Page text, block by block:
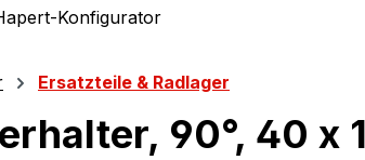
Konfigurator
Ersatzteile & Radlager
90°, 40 x